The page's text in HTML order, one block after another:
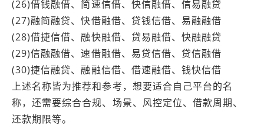
(26)借钱融借、简速信借、快信融借、信易融贷
(27)融简融贷、快借融借、贷钱信借、易融融借
(28)借捷信借、融快融借、贷易融借、快融融贷
(29)信融融借、速借融借、易贷信借、贷信融借
(30)捷信融贷、融融信借、借速融借、钱快信借
上述名称皆为推荐和参考，想要适合自己平台的名
称，还需要综合合规、场景、风控定位、借款周期、
还款期限等。